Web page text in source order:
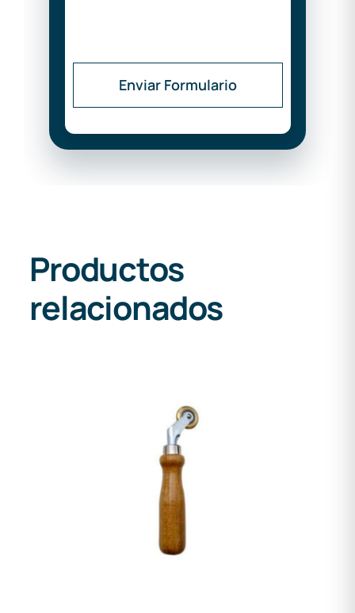
Enviar Formulario
Productos
relacionados
DETALLES